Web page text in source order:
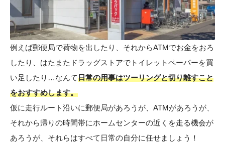
例えば郵便局で荷物を出したり、それからATMでお金をおろ
したり、はたまたドラッグストアでトイレットペーパーを買
い足したり…なんて日常の用事はツーリングと切り離すこと
をおすすめします。
仮に走行ルート沿いに郵便局があろうが、ATMがあろうが、
それから帰りの時間帯にホームセンターの近くを走る機会が
あろうが、それらはすべて日常の自分に任せましょう！